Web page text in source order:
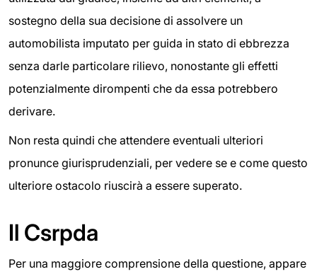
sostegno della sua decisione di assolvere un
automobilista imputato per guida in stato di ebbrezza
senza darle particolare rilievo, nonostante gli effetti
potenzialmente dirompenti che da essa potrebbero
derivare.
Non resta quindi che attendere eventuali ulteriori
pronunce giurisprudenziali, per vedere se e come questo
ulteriore ostacolo riuscirà a essere superato.
Il Csrpda
Per una maggiore comprensione della questione, appare